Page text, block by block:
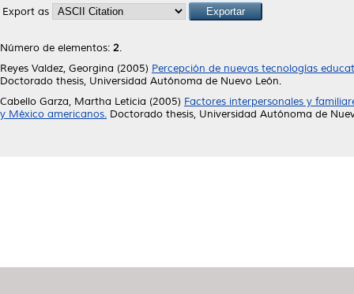
Export as
Número de elementos: 2.
Reyes Valdez, Georgina (2005) Percepción de nuevas tecnologías
Doctorado thesis, Universidad Autónoma de Nuevo León.
Cabello Garza, Martha Leticia (2005) Factores interpersonales y
y México americanos. Doctorado thesis, Universidad Autónoma de